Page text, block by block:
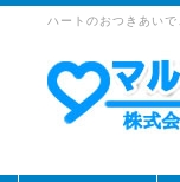
ハートのおつきあい